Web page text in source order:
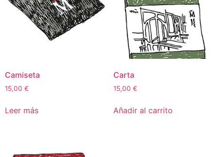
Camiseta
15,00 €
Leer más
Carta
15,00 €
Añadir al carrito